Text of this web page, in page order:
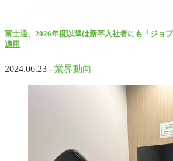
富士通、2026年度以降は新卒入社者にも「ジョ
適用
2024.06.23 - 業界動向